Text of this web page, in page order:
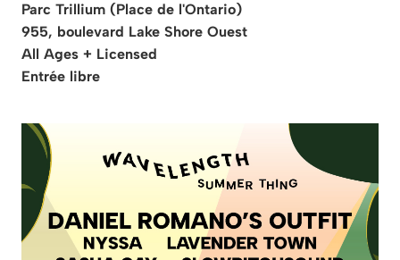
Parc Trillium (Place de l'Ontario)
955, boulevard Lake Shore Ouest
All Ages + Licensed
Entrée libre